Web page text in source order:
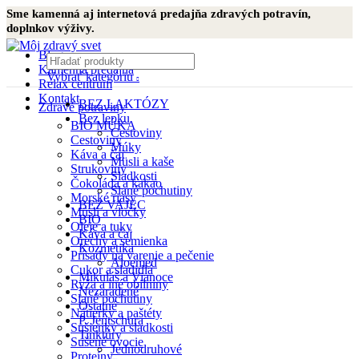
Sme kamenná aj internetová predajňa zdravých potravín,
doplnkov výživy.
Blog
Kamenná predajňa
Relax centrum
Kontakt
Vybrať kategóriu
BEZ LAKTÓZY
Bez lepku
Cestoviny
Múky
Müsli a kaše
Sladkosti
Slané pochutiny
BEZ VAJEC
BIO
Káva a čaj
Kozmetika
Aloemed
Mikuláš a Vianoce
Nezaradené
Ostatné
P. Jentschura
Tinktúry
Jednodruhové
Zdravé potraviny
BIO MÚKA
Cestoviny
Káva a čaj
Strukoviny
Čokoláda a kakao
Morské riasy
Müsli a vločky
Oleje a tuky
Orechy a semienka
Prísady na varenie a pečenie
Cukor a sladidlá
Ryža a iné obilniny
Slané pochutiny
Nátierky a paštéty
Sušienky a sladkosti
Sušené ovocie
Proteíny